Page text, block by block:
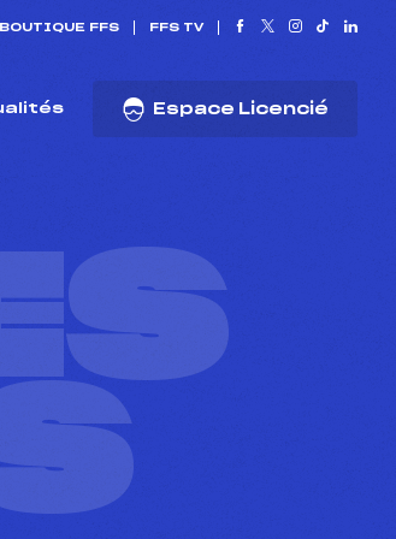
BOUTIQUE FFS FFS TV
Espace Licencié